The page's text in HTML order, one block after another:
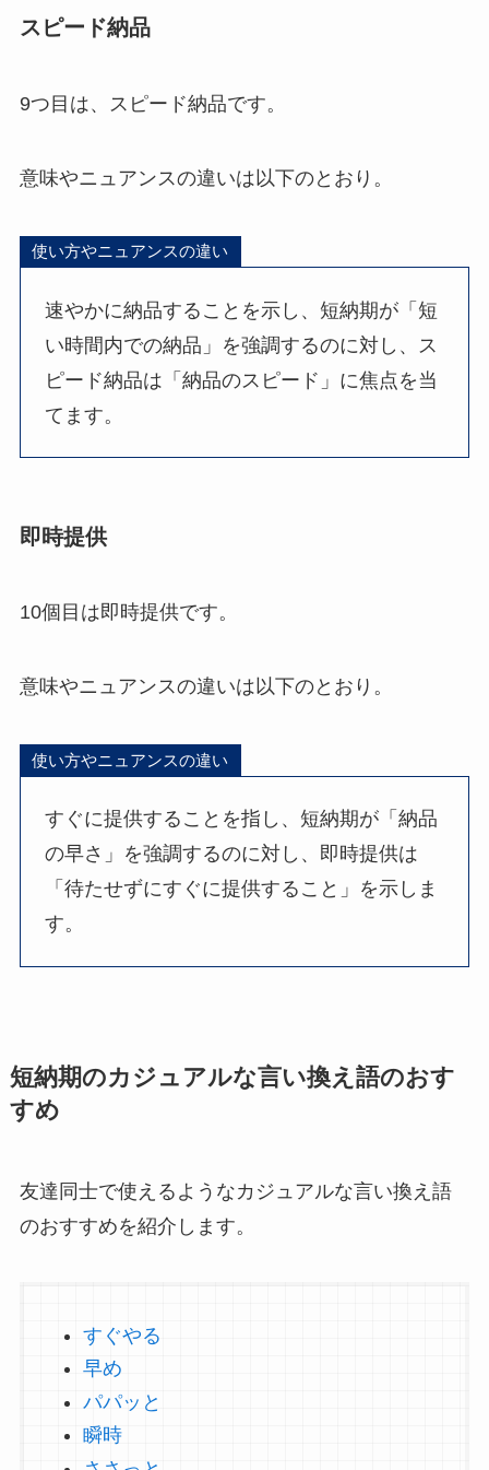
スピード納品
9つ目は、スピード納品です。
意味やニュアンスの違いは以下のとおり。
使い方やニュアンスの違い
速やかに納品することを示し、短納期が「短
い時間内での納品」を強調するのに対し、ス
ピード納品は「納品のスピード」に焦点を当
てます。
即時提供
10個目は即時提供です。
意味やニュアンスの違いは以下のとおり。
使い方やニュアンスの違い
すぐに提供することを指し、短納期が「納品
の早さ」を強調するのに対し、即時提供は
「待たせずにすぐに提供すること」を示しま
す。
短納期のカジュアルな言い換え語のおす
すめ
友達同士で使えるようなカジュアルな言い換え語
のおすすめを紹介します。
すぐやる
早め
パパッと
瞬時